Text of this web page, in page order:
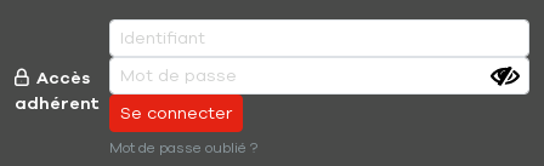
Aller au contenu principal
Accès
adhérent
Mot de passe oublié ?